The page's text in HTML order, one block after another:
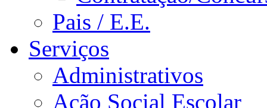
Pais / E.E.
Serviços
Administrativos
Ação Social Escolar